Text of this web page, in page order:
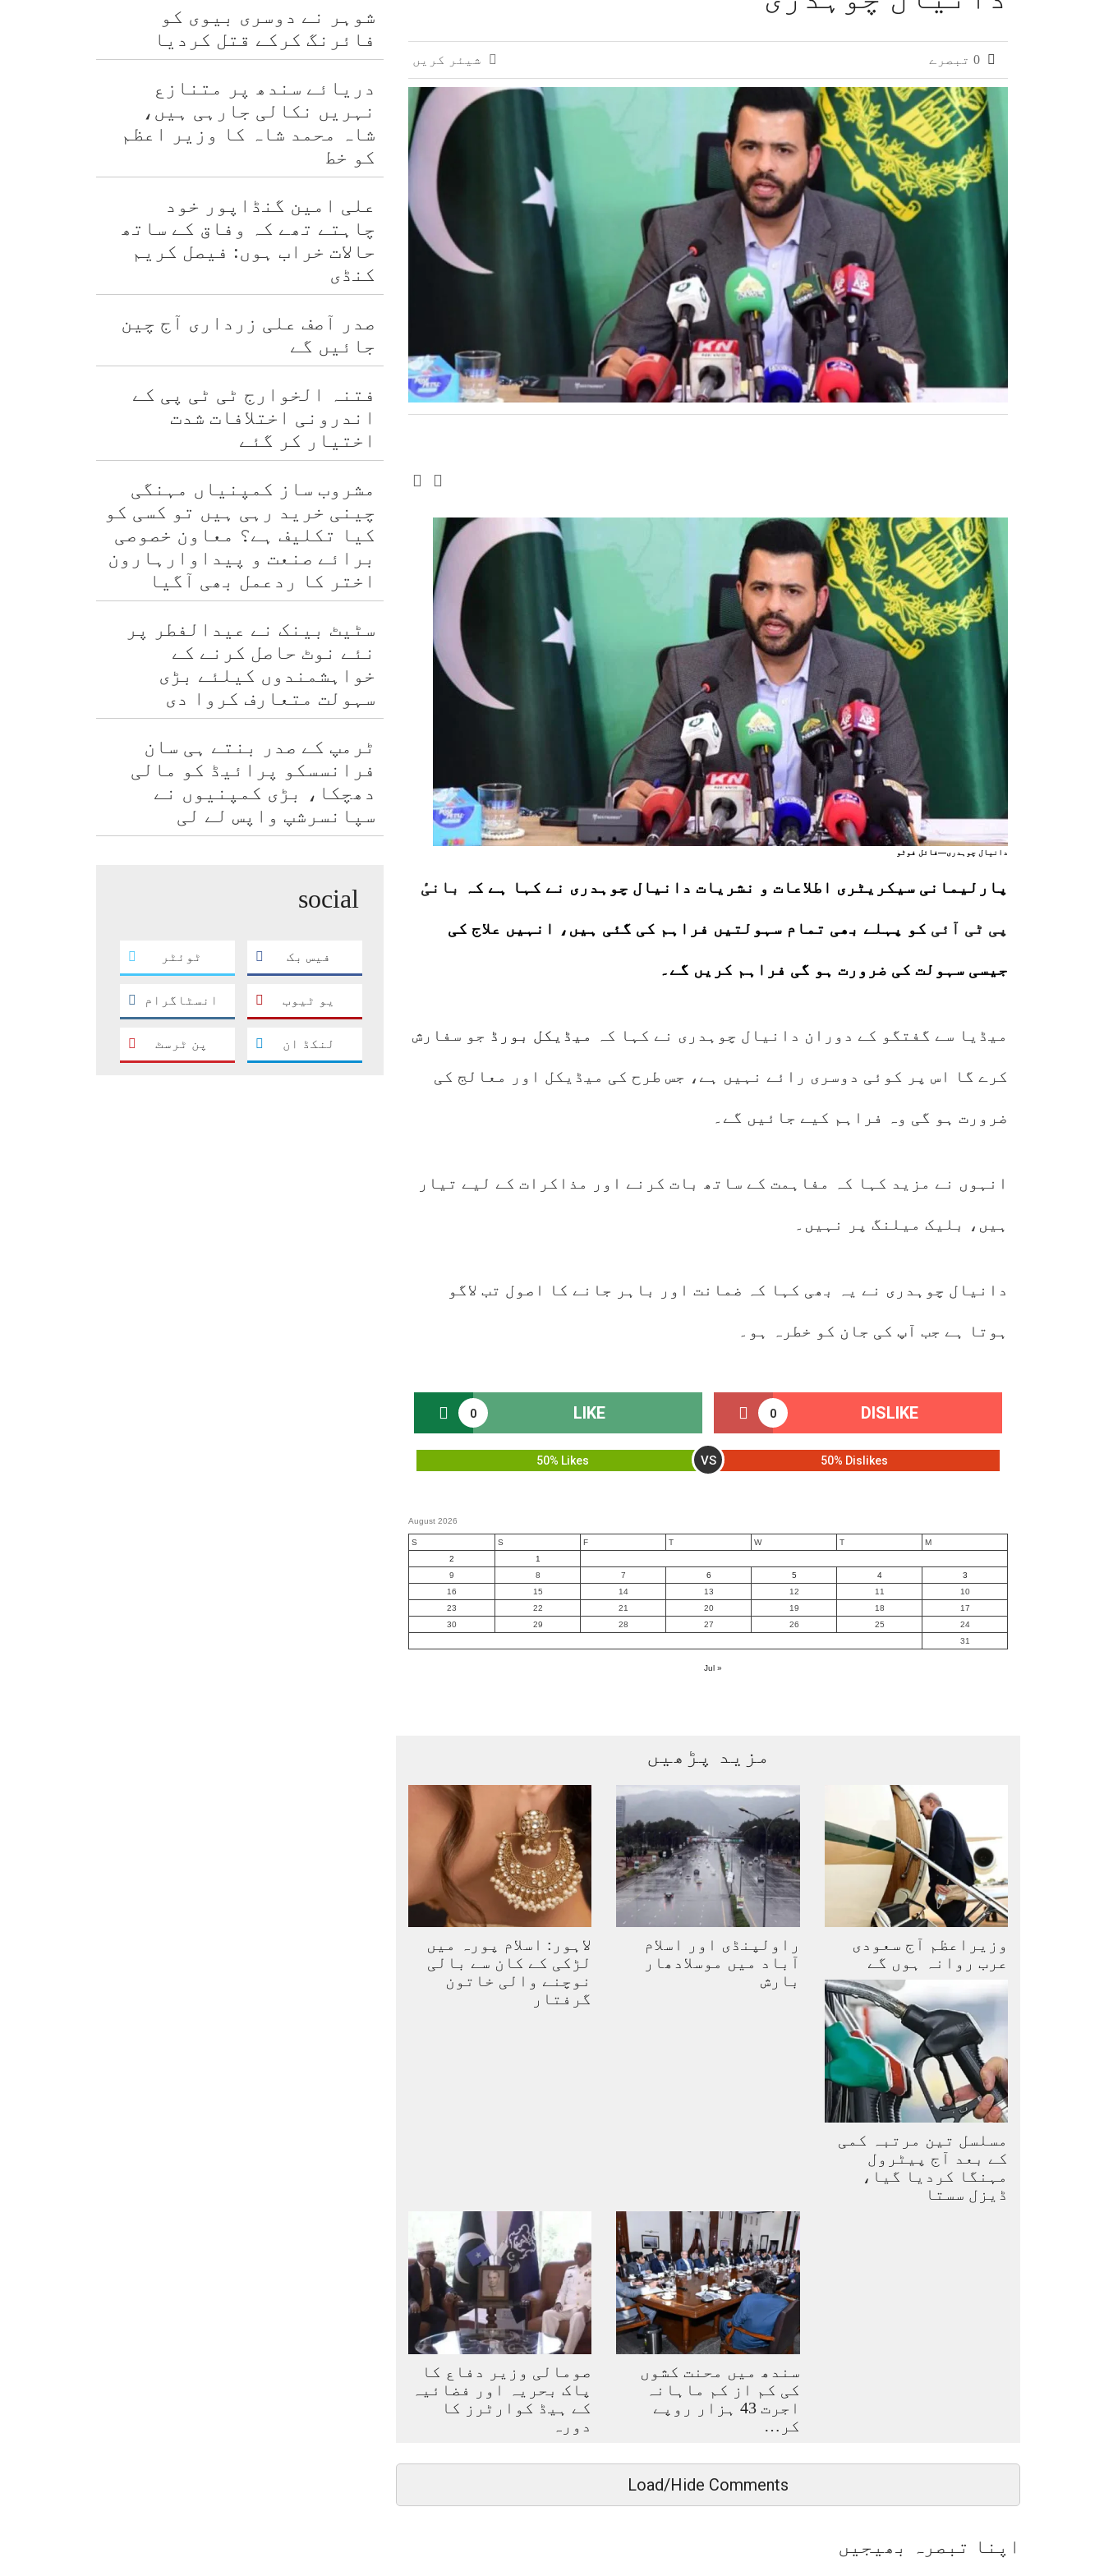
شوہر نے دوسری بیوی کو
فائرنگ کرکے قتل کردیا
دریائے سندھ پر متنازع
نہریں نکالی جارہی ہیں،
شاہ محمد شاہ کا وزیر اعظم
کو خط
علی امین گنڈاپور خود
چاہتے تھے کہ وفاق کے ساتھ
حالات خراب ہوں: فیصل کریم
کنڈی
صدر آصف علی زرداری آج چین
جائیں گے
فتنہ الخوارج ٹی ٹی پی کے
اندرونی اختلافات شدت
اختیار کر گئے
مشروب ساز کمپنیاں مہنگی
چینی خرید رہی ہیں تو کسی کو
کیا تکلیف ہے؟ معاون خصوصی
برائے صنعت و پیداوارہارون
اختر کا ردعمل بھی آگیا
سٹیٹ بینک نے عیدالفطر پر
نئے نوٹ حاصل کرنے کے
خواہشمندوں کیلئے بڑی
سہولت متعارف کروا دی
ٹرمپ کے صدر بنتے ہی سان
فرانسسکو پرائیڈ کو مالی
دھچکا، بڑی کمپنیوں نے
سپانسرشپ واپس لے لی
social
فیس بک ٹوئٹر
یو ٹیوب انسٹاگرام
لنکڈ ان پن ٹرسٹ
شیئر کریں
دانیال چوہدری—فائل فوٹو
پارلیمانی سیکریٹری اطلاعات و نشریات دانیال چوہدری نے کہا ہے کہ بانیٔ
پی ٹی آئی کو پہلے بھی تمام سہولتیں فراہم کی گئی ہیں، انہیں علاج کی
جیسی سہولت کی ضرورت ہو گی فراہم کریں گے۔
میڈیا سے گفتگو کے دوران دانیال چوہدری نے کہا کہ میڈیکل بورڈ جو سفارش
کرے گا اس پر کوئی دوسری رائے نہیں ہے، جس طرح کی میڈیکل اور معالج کی
ضرورت ہو گی وہ فراہم کیے جائیں گے۔
انہوں نے مزید کہا کہ مفاہمت کے ساتھ بات کرنے اور مذاکرات کے لیے تیار
ہیں، بلیک میلنگ پر نہیں۔
دانیال چوہدری نے یہ بھی کہا کہ ضمانت اور باہر جانے کا اصول تب لاگو
ہوتا ہے جب آپ کی جان کو خطرہ ہو۔
0 LIKE 0 DISLIKE
50% Likes VS 50% Dislikes
August 2026
M
T
W
T
F
S
S
1
2
3
4
5
6
7
8
9
10
11
12
13
14
15
16
17
18
19
20
21
22
23
24
25
26
27
28
29
30
31
« Jul
مزید پڑھیں
لاہور: اسلام پورہ میں
لڑکی کے کان سے بالی
نوچنے والی خاتون
گرفتار
راولپنڈی اور اسلام
آباد میں موسلادھار
بارش
وزیراعظم آج سعودی
عرب روانہ ہوں گے
مسلسل تین مرتبہ کمی
کے بعد آج پیٹرول
مہنگا کردیا گیا،
ڈیزل سستا
صومالی وزیر دفاع کا
پاک بحریہ اور فضائیہ
کے ہیڈ کوارٹرز کا
دورہ
سندھ میں محنت کشوں
کی کم از کم ماہانہ
اجرت 43 ہزار روپے
کر…
Load/Hide Comments
اپنا تبصرہ بھیجیں